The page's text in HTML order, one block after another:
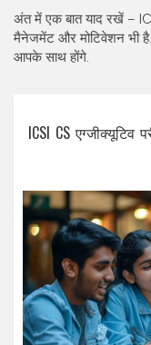
अंत में एक बात याद रखें –
मैनेजमेंट और मोटिवेशन भी
आपके साथ होंगे.
ICSI CS एग्जीक्यूटिव